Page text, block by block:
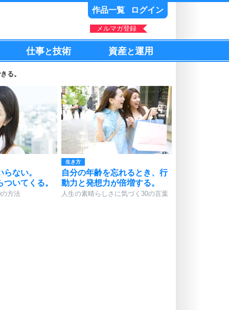
作品一覧 ログイン
メルマガ登録
仕事と技術 資産と運用
る。
ない。
いてくる。
方法
生き方
自分の年齢を忘れるとき、行
動力と発想力が倍増する。
人生の素晴らしさに気づく30の言葉